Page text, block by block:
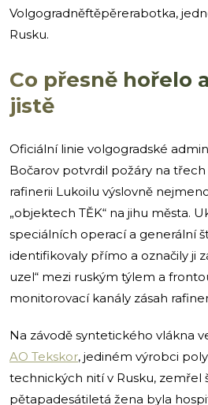
nespolehlivý uzel.
kampaň: „cílené sankce"
ministerstvo obrany
ropnému sektoru.
z května 2026
roku přímé ztráty
zhruba 160 miliard korun.
strany a nelze ho
náklady pro ruský
volgogradského
pět dní po jednom z
24. května 2026, při němž
střelu Orešnik.
dalším velkým ruským
akci za „pomstu" je
dlouhodobé strategie),
ukrajinských dronů
vzdálenost. V
hlásily údery na cíle
Volgograd se svými 500
hluboký týl.
dopad na české čerpací
je od dubna 2025
ropou západní cestou
IKL, jak potvrdila
Maloobchodní síť Lukoilu
stanic firma prodala
Volgogradněftěpěrerabotka,
Rusku.
Co přesně hořelo
jistě
Oficiální linie volgogradské
Bočarov potvrdil požáry na
rafinerii Lukoilu výslovně
„objektech TĚK“ na jihu města.
speciálních operací a generální
identifikovaly přímo a označily ji
uzel“ mezi ruským týlem a
monitorovací kanály zásah
Na závodě syntetického vlákna
AO Tekskor, jediném výrobci
technických nití v Rusku, zemřel
pětapadesátiletá žena byla